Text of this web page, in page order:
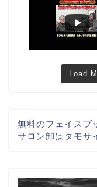
Load
無料のフェイスブ
サロン卸はタモサ